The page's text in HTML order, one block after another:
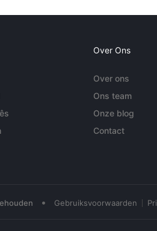
Over Ons
Over ons
Ons team
Onze blog
Contact
• Gebruiksvoorwaarden